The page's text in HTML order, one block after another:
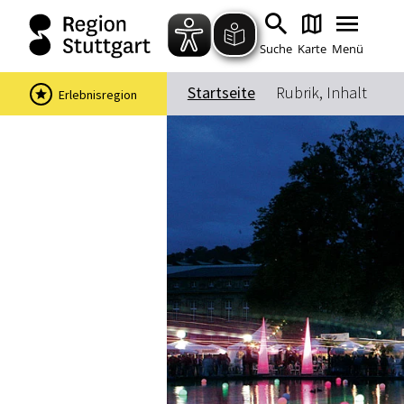
Suche Karte Menü
Startseite Rubrik, Inhalt
Erlebnisregion